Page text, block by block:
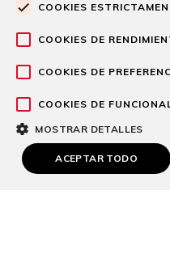
COOKIES
COOKIES DE
COOKIES DE
COOKIES DE
MOSTRAR DETALLES
ACEPTAR TODO